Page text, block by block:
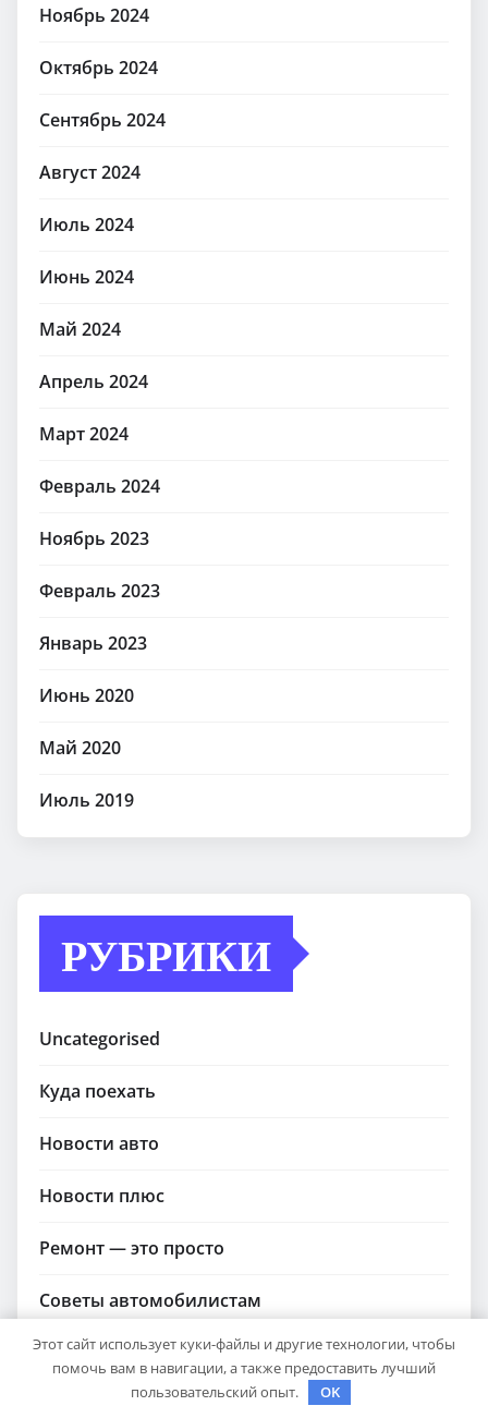
Ноябрь 2024
Октябрь 2024
Сентябрь 2024
Август 2024
Июль 2024
Июнь 2024
Май 2024
Апрель 2024
Март 2024
Февраль 2024
Ноябрь 2023
Февраль 2023
Январь 2023
Июнь 2020
Май 2020
Июль 2019
РУБРИКИ
Uncategorised
Куда поехать
Новости авто
Новости плюс
Ремонт — это просто
Советы автомобилистам
Техобслуживание своими руками
Этот сайт использует куки-файлы и другие технологии, чтобы
помочь вам в навигации, а также предоставить лучший
пользовательский опыт.
OK